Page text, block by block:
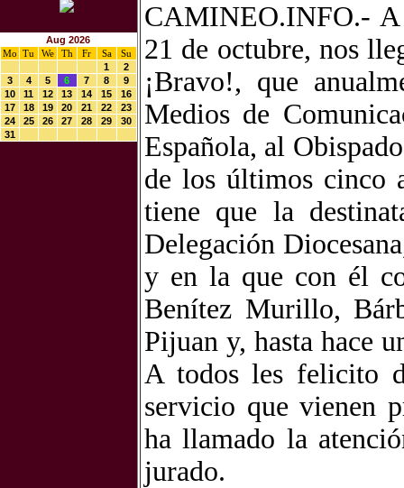
Aug 2026
Mo
Tu We Th Fr Sa
Su
1
2
3
4 5 6 7 8
9
10
11 12 13 14 15
16
17
18 19 20 21 22
23
24
25 26 27 28 29
30
31
CAMINEO.INFO.- A
21 de octubre, nos
¡Bravo!, que
Medios de
Española, al
de los últimos cinco
tiene que la
Delegación
y en la que con él
Benítez Murillo,
Pijuan y, hasta hace
A todos les felicito
servicio que vienen
ha llamado la
jurado.